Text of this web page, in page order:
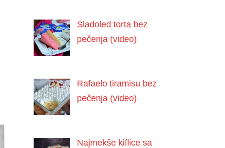
Sladoled torta bez
pečenja (video)
Rafaelo tiramisu bez
pečenja (video)
Najmekše kiflice sa